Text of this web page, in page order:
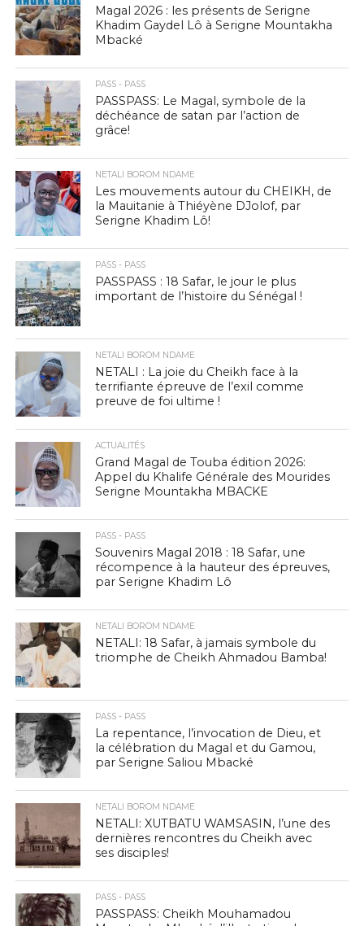
Magal 2026 : les présents de Serigne
Khadim Gaydel Lô à Serigne Mountakha
Mbacké
PASS - PASS
PASSPASS: Le Magal, symbole de la
déchéance de satan par l’action de
grâce!
NETALI BOROM NDAME
Les mouvements autour du CHEIKH, de
la Mauitanie à Thiéyène DJolof, par
Serigne Khadim Lô!
PASS - PASS
PASSPASS : 18 Safar, le jour le plus
important de l’histoire du Sénégal !
NETALI BOROM NDAME
NETALI : La joie du Cheikh face à la
terrifiante épreuve de l’exil comme
preuve de foi ultime !
ACTUALITÉS
Grand Magal de Touba édition 2026:
Appel du Khalife Générale des Mourides
Serigne Mountakha MBACKE
PASS - PASS
Souvenirs Magal 2018 : 18 Safar, une
récompence à la hauteur des épreuves,
par Serigne Khadim Lô
NETALI BOROM NDAME
NETALI: 18 Safar, à jamais symbole du
triomphe de Cheikh Ahmadou Bamba!
PASS - PASS
La repentance, l’invocation de Dieu, et
la célébration du Magal et du Gamou,
par Serigne Saliou Mbacké
NETALI BOROM NDAME
NETALI: XUTBATU WAMSASIN, l’une des
dernières rencontres du Cheikh avec
ses disciples!
PASS - PASS
PASSPASS: Cheikh Mouhamadou